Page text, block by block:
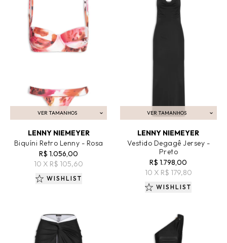
VER TAMANHOS
ADICIONAR AO CARRINHO
LENNY NIEMEYER
Biquíni Retro Lenny - Rosa
R$ 1.056,00
10 X R$ 105,60
WISHLIST
VER TAMANHOS
ADICIONAR AO CARRINHO
LENNY NIEMEYER
Vestido Degagê Jersey -
Preto
R$ 1.798,00
10 X R$ 179,80
WISHLIST